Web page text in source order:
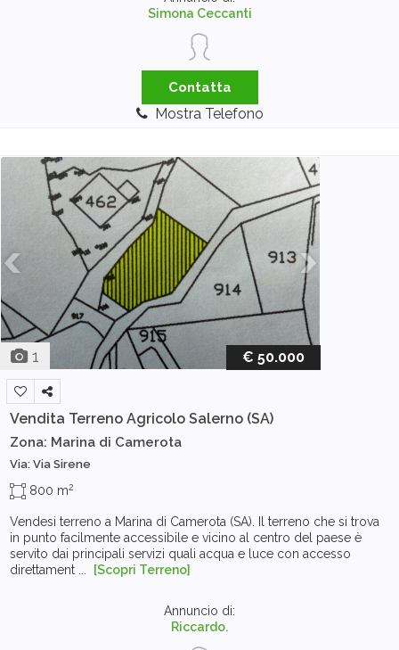
Simona Ceccanti
Contatta
Mostra Telefono
1 € 50.000
Vendita Terreno Agricolo Salerno (SA)
Zona: Marina di Camerota
Via: Via Sirene
800 m2
Vendesi terreno a Marina di Camerota (SA). Il terreno che si trova
in punto facilmente accessibile e vicino al centro del paese è
servito dai principali servizi quali acqua e luce con accesso
direttament ...
[Scopri Terreno]
Annuncio di:
Riccardo.